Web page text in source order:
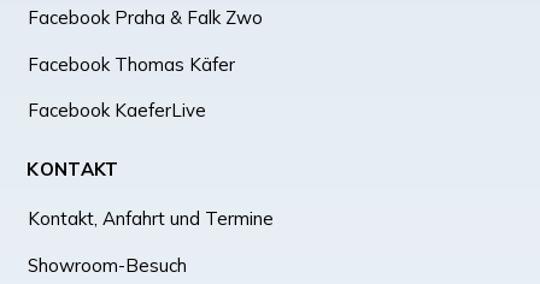
Facebook Praha & Falk Zwo
Facebook Thomas Käfer
Facebook KaeferLive
KONTAKT
Kontakt, Anfahrt und Termine
Showroom-Besuch